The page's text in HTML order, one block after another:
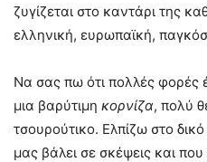
ζυγίζεται στο καντάρι της
ελληνική, ευρωπαϊκή,
Να σας πω ότι πολλές φορές
μια βαρύτιμη κορνίζα, πολύ
τσουρούτικο. Ελπίζω στο
μας βάλει σε σκέψεις και